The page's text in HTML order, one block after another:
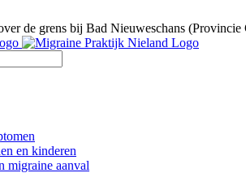
de grens bij Bad Nieuweschans (Provincie
en kinderen
migraine aanval